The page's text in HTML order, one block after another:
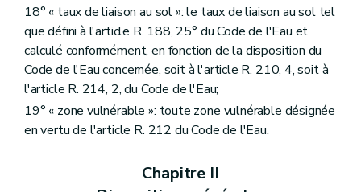
18° « taux de liaison au sol »: le taux de liaison au sol tel
que défini à l'article R. 188, 25° du Code de l'Eau et
calculé conformément, en fonction de la disposition du
Code de l'Eau concernée, soit à l'article R. 210, 4, soit à
l'article R. 214, 2, du Code de l'Eau;
19° « zone vulnérable »: toute zone vulnérable désignée
en vertu de l'article R. 212 du Code de l'Eau.
Chapitre II